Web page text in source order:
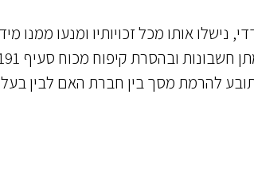
חד צדדי, נישלו אותו מכל זכויותיו ומנעו ממנו
באשר למתרחש באדמירל. לפיכך עתר התובע לחייב את הנתבעים במתן חשבונות
כך עתר התובע להרמת מסך בין חברת האם לבין